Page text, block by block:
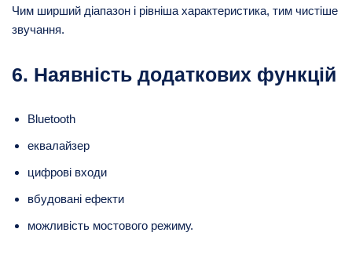
Чим ширший діапазон і рівніша характеристика, тим чистіше
звучання.
6. Наявність додаткових функцій
Bluetooth
еквалайзер
цифрові входи
вбудовані ефекти
можливість мостового режиму.